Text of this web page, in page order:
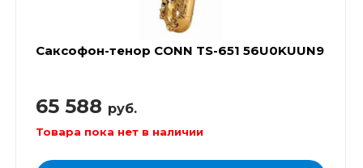
Саксофон-тенор CONN TS-651 56U0KUUN9
65 588 руб.
Товара пока нет в наличии